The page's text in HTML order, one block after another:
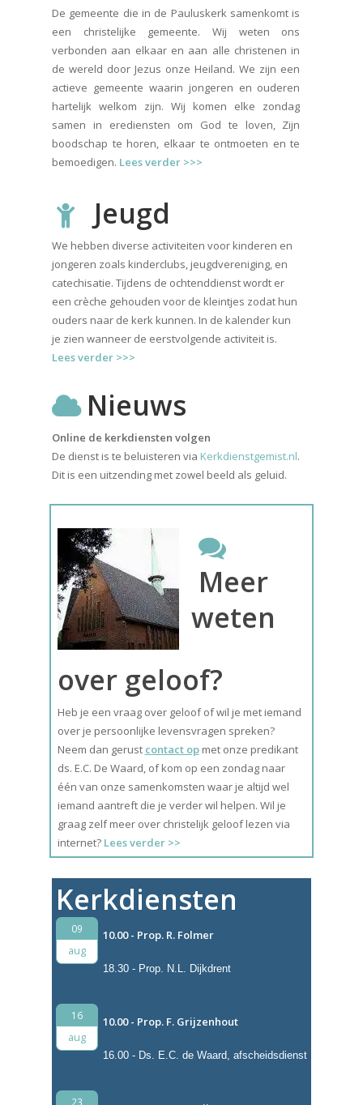
De gemeente die in de Pauluskerk samenkomt is
een christelijke gemeente. Wij weten ons
verbonden aan elkaar en aan alle christenen in
de wereld door Jezus onze Heiland. We zijn een
actieve gemeente waarin jongeren en ouderen
hartelijk welkom zijn. Wij komen elke zondag
samen in erediensten om God te loven, Zijn
boodschap te horen, elkaar te ontmoeten en te
bemoedigen. Lees verder >>>
Jeugd
We hebben diverse activiteiten voor kinderen en
jongeren zoals kinderclubs, jeugdvereniging, en
catechisatie. Tijdens de ochtenddienst wordt er
een crèche gehouden voor de kleintjes zodat hun
ouders naar de kerk kunnen. In de kalender kun
je zien wanneer de eerstvolgende activiteit is.
Lees verder >>>
Nieuws
Online de kerkdiensten volgen
De dienst is te beluisteren via Kerkdienstgemist.nl.
Dit is een uitzending met zowel beeld als geluid.
Meer
weten
over geloof?
Heb je een vraag over geloof of wil je met iemand
over je persoonlijke levensvragen spreken?
Neem dan gerust contact opmet onze predikant
ds. E.C. De Waard, of kom op een zondag naar
één van onze samenkomsten waar je altijd wel
iemand aantreft die je verder wil helpen. Wil je
graag zelf meer over christelijk geloof lezen via
internet? Lees verder >>
Kerkdiensten
09
aug
10.00 - Prop. R. Folmer
18.30 - Prop. N.L. Dijkdrent
16
aug
10.00 - Prop. F. Grijzenhout
16.00 - Ds. E.C. de Waard, afscheidsdienst
23